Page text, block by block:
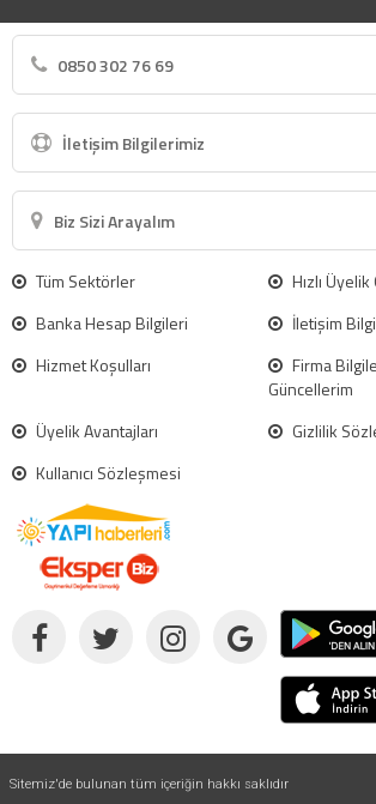
0850 302 76 69
İletişim Bilgilerimiz
Biz Sizi Arayalım
Tüm Sektörler
Hızlı
Banka Hesap Bilgileri
İletişim
Hizmet Koşulları
Firma
Güncellerim
Üyelik Avantajları
Gizlilik
Kullanıcı Sözleşmesi
Sitemiz'de bulunan tüm içeriğin hakkı saklıdır